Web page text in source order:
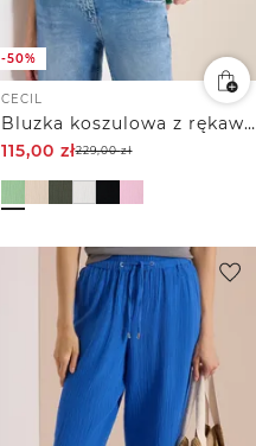
-50%
CECIL
Bluzka koszulowa z rękawem 3/4 z muślinowego materiału
115,00 zł229,00zł